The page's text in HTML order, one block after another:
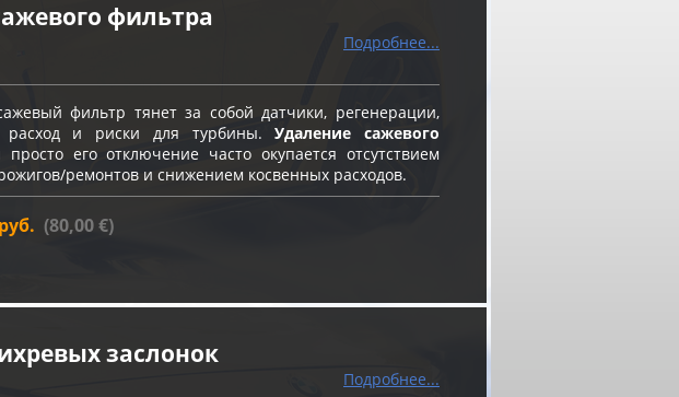
фильтра
Подробнее...
фильтр тянет за собой датчики, регенерации,
расход и риски для турбины.Удаление сажевого
просто его отключение часто окупается отсутствием
ремонтов и снижением косвенных расходов.
(80,00 €)
заслонок
Подробнее...